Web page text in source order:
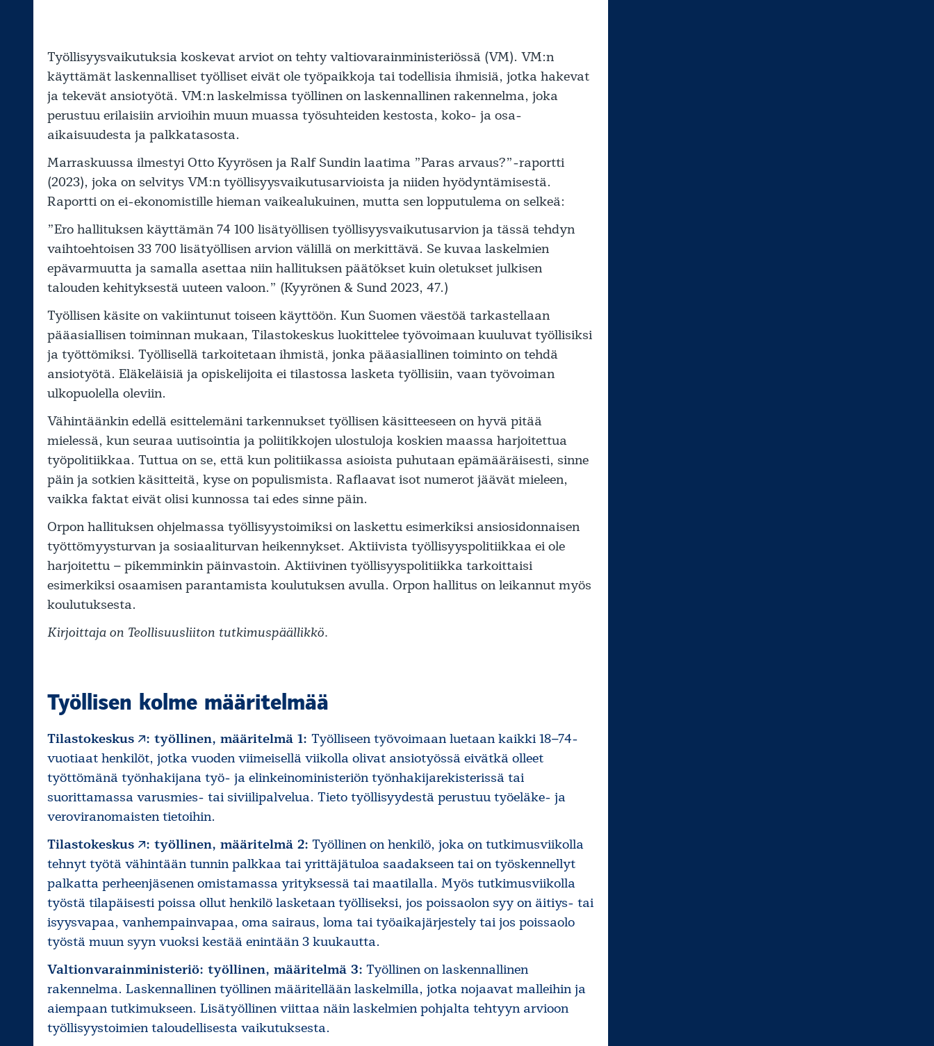
Työllisyysvaikutuksia koskevat arviot on tehty valtiovarainministeriössä (VM). VM:n
käyttämät laskennalliset työlliset eivät ole työpaikkoja tai todellisia ihmisiä, jotka hakevat
ja tekevät ansiotyötä. VM:n laskelmissa työllinen on laskennallinen rakennelma, joka
perustuu erilaisiin arvioihin muun muassa työsuhteiden kestosta, koko- ja osa-
aikaisuudesta ja palkkatasosta.
Marraskuussa ilmestyi Otto Kyyrösen ja Ralf Sundin laatima ”Paras arvaus?”-raportti
(2023), joka on selvitys VM:n työllisyysvaikutusarvioista ja niiden hyödyntämisestä.
Raportti on ei-ekonomistille hieman vaikealukuinen, mutta sen lopputulema on selkeä:
”Ero hallituksen käyttämän 74 100 lisätyöllisen työllisyysvaikutusarvion ja tässä tehdyn
vaihtoehtoisen 33 700 lisätyöllisen arvion välillä on merkittävä. Se kuvaa laskelmien
epävarmuutta ja samalla asettaa niin hallituksen päätökset kuin oletukset julkisen
talouden kehityksestä uuteen valoon.” (Kyyrönen & Sund 2023, 47.)
Työllisen käsite on vakiintunut toiseen käyttöön. Kun Suomen väestöä tarkastellaan
pääasiallisen toiminnan mukaan, Tilastokeskus luokittelee työvoimaan kuuluvat työllisiksi
ja työttömiksi. Työllisellä tarkoitetaan ihmistä, jonka pääasiallinen toiminto on tehdä
ansiotyötä. Eläkeläisiä ja opiskelijoita ei tilastossa lasketa työllisiin, vaan työvoiman
ulkopuolella oleviin.
Vähintäänkin edellä esittelemäni tarkennukset työllisen käsitteeseen on hyvä pitää
mielessä, kun seuraa uutisointia ja poliitikkojen ulostuloja koskien maassa harjoitettua
työpolitiikkaa. Tuttua on se, että kun politiikassa asioista puhutaan epämääräisesti, sinne
päin ja sotkien käsitteitä, kyse on populismista. Raflaavat isot numerot jäävät mieleen,
vaikka faktat eivät olisi kunnossa tai edes sinne päin.
Orpon hallituksen ohjelmassa työllisyystoimiksi on laskettu esimerkiksi ansiosidonnaisen
työttömyysturvan ja sosiaaliturvan heikennykset. Aktiivista työllisyyspolitiikkaa ei ole
harjoitettu – pikemminkin päinvastoin. Aktiivinen työllisyyspolitiikka tarkoittaisi
esimerkiksi osaamisen parantamista koulutuksen avulla. Orpon hallitus on leikannut myös
koulutuksesta.
Kirjoittaja on Teollisuusliiton tutkimuspäällikkö.
Työllisen kolme määritelmää
Tilastokeskus : työllinen, määritelmä 1: Työlliseen työvoimaan luetaan kaikki 18–74-
vuotiaat henkilöt, jotka vuoden viimeisellä viikolla olivat ansiotyössä eivätkä olleet
työttömänä työnhakijana työ- ja elinkeinoministeriön työnhakijarekisterissä tai
suorittamassa varusmies- tai siviilipalvelua. Tieto työllisyydestä perustuu työeläke- ja
veroviranomaisten tietoihin.
Tilastokeskus
: työllinen, määritelmä 2: Työllinen on henkilö, joka on tutkimusviikolla
tehnyt työtä vähintään tunnin palkkaa tai yrittäjätuloa saadakseen tai on työskennellyt
palkatta perheenjäsenen omistamassa yrityksessä tai maatilalla. Myös tutkimusviikolla
työstä tilapäisesti poissa ollut henkilö lasketaan työlliseksi, jos poissaolon syy on äitiys- tai
isyysvapaa, vanhempainvapaa, oma sairaus, loma tai työaikajärjestely tai jos poissaolo
työstä muun syyn vuoksi kestää enintään 3 kuukautta.
Valtionvarainministeriö: työllinen, määritelmä 3: Työllinen on laskennallinen
rakennelma. Laskennallinen työllinen määritellään laskelmilla, jotka nojaavat malleihin ja
aiempaan tutkimukseen. Lisätyöllinen viittaa näin laskelmien pohjalta tehtyyn arvioon
työllisyystoimien taloudellisesta vaikutuksesta.